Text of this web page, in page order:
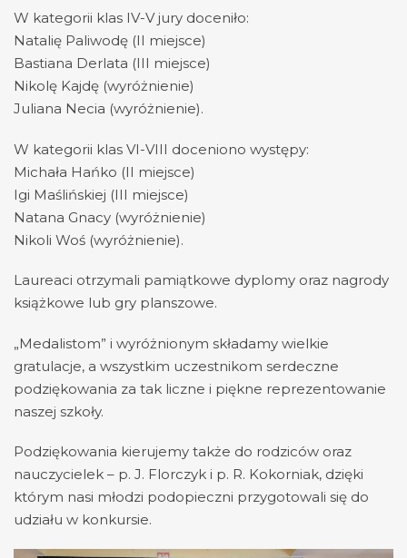
W kategorii klas IV-V jury doceniło:
Natalię Paliwodę (II miejsce)
Bastiana Derlata (III miejsce)
Nikolę Kajdę (wyróżnienie)
Juliana Necia (wyróżnienie).
W kategorii klas VI-VIII doceniono występy:
Michała Hańko (II miejsce)
Igi Maślińskiej (III miejsce)
Natana Gnacy (wyróżnienie)
Nikoli Woś (wyróżnienie).
Laureaci otrzymali pamiątkowe dyplomy oraz nagrody
książkowe lub gry planszowe.
„Medalistom” i wyróżnionym składamy wielkie
gratulacje, a wszystkim uczestnikom serdeczne
podziękowania za tak liczne i piękne reprezentowanie
naszej szkoły.
Podziękowania kierujemy także do rodziców oraz
nauczycielek – p. J. Florczyk i p. R. Kokorniak, dzięki
którym nasi młodzi podopieczni przygotowali się do
udziału w konkursie.